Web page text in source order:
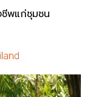
พแก่ชุมชน